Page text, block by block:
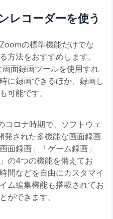
レコーダーを使う
の標準機能だけでな
方法をおすすめします。
面録画ツールを使用すれ
に録画できるほか、録画し
可能です。
コロナ時期で、ソフトウェ
発された多機能な画面録画
面録画」「ゲーム録画」
の4つの機能を備えてお
間などを自由にカスタマイ
ム編集機能も搭載されてお
ができます。